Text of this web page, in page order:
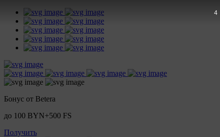
Бонус от Betera
до 100 BYN+500 FS
Получить
2